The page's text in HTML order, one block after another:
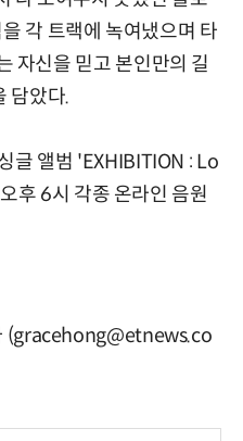
각 트랙에 녹여냈으며 타
자신을 믿고 본인만의 길
담았다.
글 앨범 'EXHIBITION : Lo
후 6시 각종 온라인 음원
(gracehong@etnews.co